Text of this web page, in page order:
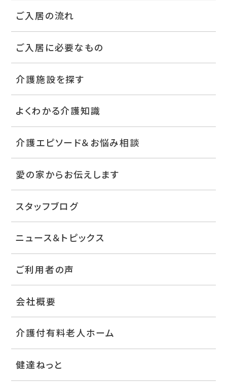
ご入居の流れ
ご入居に必要なもの
介護施設を探す
よくわかる介護知識
介護エピソード＆お悩み相談
愛の家からお伝えします
スタッフブログ
ニュース＆トピックス
ご利用者の声
会社概要
介護付有料老人ホーム
健達ねっと